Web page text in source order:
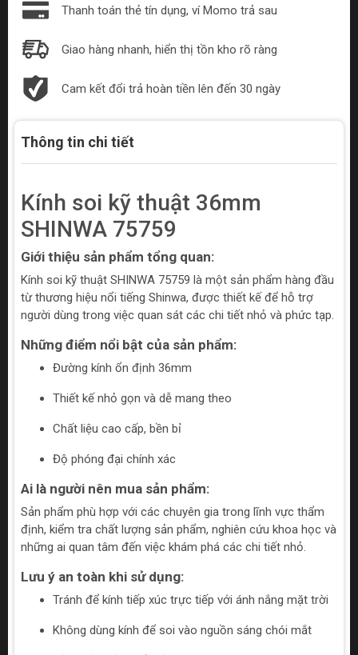
Thanh toán thẻ tín dụng, ví Momo trả sau
Giao hàng nhanh, hiển thị tồn kho rõ ràng
Cam kết đổi trả hoàn tiền lên đến 30 ngày
Thông tin chi tiết
Kính soi kỹ thuật 36mm
SHINWA 75759
Giới thiệu sản phẩm tổng quan:
Kính soi kỹ thuật SHINWA 75759 là một sản phẩm hàng đầu
từ thương hiệu nổi tiếng Shinwa, được thiết kế để hỗ trợ
người dùng trong việc quan sát các chi tiết nhỏ và phức tạp.
Những điểm nổi bật của sản phẩm:
Đường kính ổn định 36mm
Thiết kế nhỏ gọn và dễ mang theo
Chất liệu cao cấp, bền bỉ
Độ phóng đại chính xác
Ai là người nên mua sản phẩm:
Sản phẩm phù hợp với các chuyên gia trong lĩnh vực thẩm
định, kiểm tra chất lượng sản phẩm, nghiên cứu khoa học và
những ai quan tâm đến việc khám phá các chi tiết nhỏ.
Lưu ý an toàn khi sử dụng:
Tránh để kính tiếp xúc trực tiếp với ánh nắng mặt trời
Không dùng kính để soi vào nguồn sáng chói mắt